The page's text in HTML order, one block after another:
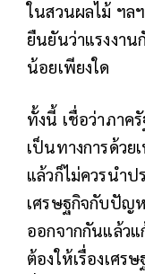
ในสวนผลไม้ ฯล
ยืนยันว่าแรงงา
น้อยเพียงใด
ทั้งนี้ เชื่อว่าภาค
เป็นทางการด้วย
แล้วก็ไม่ควรนำป
เศรษฐกิจกับปัญ
ออกจากกันแล้ว
ต้องให้เรื่องเศร